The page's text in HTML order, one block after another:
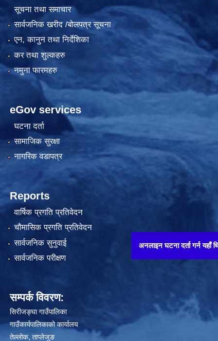
अनलाइन घटना दर्ता गर्न यहाँ थिच्नुहोस्
सूचना तथा समाचार
सार्वजनिक खरीद /बोलपत्र सूचना
एन, कानुन तथा निर्देशिका
कर तथा शुल्कहरु
नमुना फारमहरु
eGov services
घटना दर्ता
सामाजिक सुरक्षा
नागरिक वडापत्र
Reports
वार्षिक प्रगति प्रतिवेदन
चौमासिक प्रगति प्रतिवेदन
सार्वजनिक सुनुवाई
सार्वजनिक परीक्षण
सम्पर्क विवरण:
सिरीजङ्घा गाउँपालिका
गाउँकार्यपालिकाको कार्यालय
तेल्लोक, ताप्लेजुङ